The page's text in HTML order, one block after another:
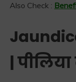
Also Check :
|